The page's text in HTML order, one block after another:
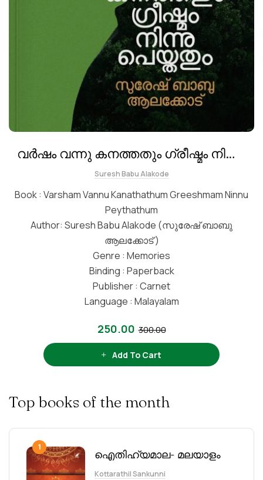
വർഷം വന്നു കനത്തതും ഗ്രീഷ്മം നിന്നു
പെയ്തതും
Suresh Babu Alakode
Book : Varsham Vannu Kanathathum Greeshmam Ninnu
Peythathum
Author: Suresh Babu Alakode (സുരേഷ് ബാബു
ആലക്കോട് )
Genre : Memories
Binding : Paperback
Publisher : Carnet
Language : Malayalam
300.00
250.00
Add To Cart
Top books of the month
1
ഐതിഹ്യമാല- മലയാളം
Kottarathil Sankunni